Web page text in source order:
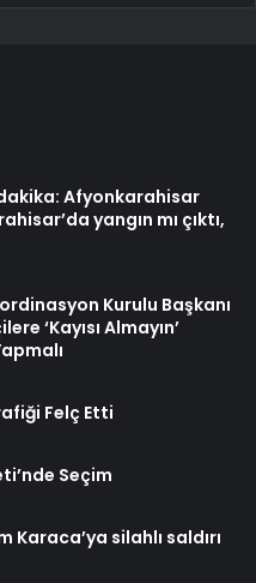
Afyonkarahisar
yangın mı çıktı,
Kurulu Başkanı
‘Kayısı Almayın’
Felç Etti
Seçim
Karaca’ya silahlı saldırı